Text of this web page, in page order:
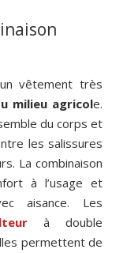
vêtement très
milieu agricole.
du corps et
les salissures
La combinaison
à l’usage et
aisance. Les
à double
permettent de